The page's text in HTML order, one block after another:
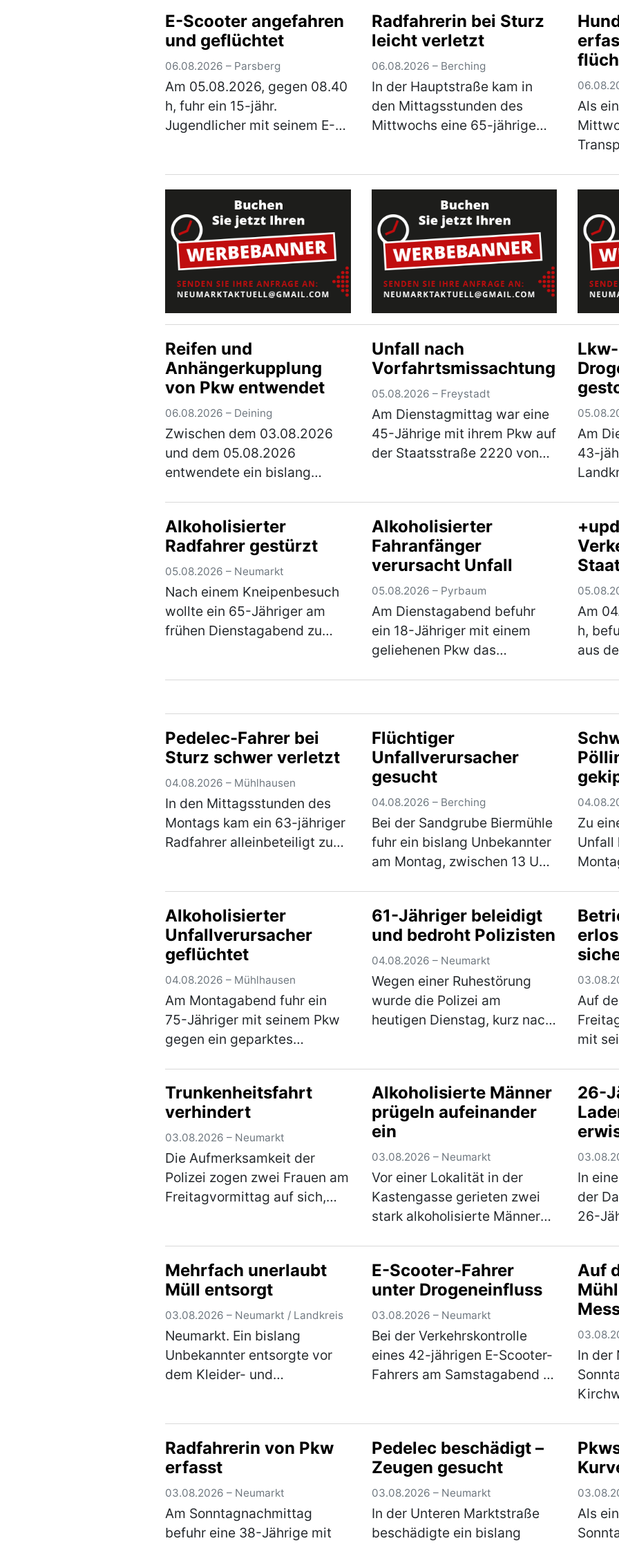
alter Fahrräder, Kinderwägen
und ausgeschlac…
eindringlich vor den
verschiedenen Maschen der
Betrüger! Im Bereich Neum…
(mehr)
2026,
so
E-Scooter angefahren
und geflüchtet
06.08.2026 – Parsberg
Am 05.08.2026, gegen 08.40
h, fuhr ein 15-jähr.
Jugendlicher mit seinem E-
Schrettenbrunner-Straße ein.
Hier fuhr er auf …(mehr)
Radfahrerin bei Sturz
leicht verletzt
06.08.2026 – Berching
In der Hauptstraße kam in
den Mittagsstunden des
Mittwochs eine 65-jährige
zu und musste mit dem
Rettungswagen ins
Klinikum…(mehr)
Als
auf
Reifen und
Anhängerkupplung
von Pkw entwendet
06.08.2026 – Deining
Zwischen dem 03.08.2026
und dem 05.08.2026
entwendete ein bislang
die Anhängerkupplung samt
E-Satz von einem Citroen,
der auf einem Parkplatz n…
(mehr)
Unfall nach
Vorfahrtsmissachtung
05.08.2026 – Freystadt
Am Dienstagmittag war eine
45-Jährige mit ihrem Pkw auf
der Staatsstraße 2220 von
Kreuzung mit der
Staatsstraße 2238 die
Vorfahrt eine…(mehr)
Am
43-
unter
Alkoholisierter
Radfahrer gestürzt
05.08.2026 – Neumarkt
Nach einem Kneipenbesuch
wollte ein 65-Jähriger am
frühen Dienstagabend zu
jedoch aufgrund seiner star…
(mehr)
Alkoholisierter
Fahranfänger
verursacht Unfall
05.08.2026 – Pyrbaum
Am Dienstagabend befuhr
ein 18-Jähriger mit einem
geliehenen Pkw das
einen Fischweiher. Hierbei
verlor der Fahranfänger …
(mehr)
und
Am
h,
aus
Ca.
Pedelec-Fahrer bei
Sturz schwer verletzt
04.08.2026 – Mühlhausen
In den Mittagsstunden des
Montags kam ein 63-jähriger
Radfahrer alleinbeteiligt zu
dem Radweg von
Weihersdorf in Richtun…
(mehr)
Flüchtiger
Unfallverursacher
gesucht
04.08.2026 – Berching
Bei der Sandgrube Biermühle
fuhr ein bislang Unbekannter
am Montag, zwischen 13 Uhr
Eingangstor und verursachte
einen Sachschaden in Höhe
von rund 5.000 €. Der…
(mehr)
Zu
Unfall
und
Alkoholisierter
Unfallverursacher
geflüchtet
04.08.2026 – Mühlhausen
Am Montagabend fuhr ein
75-Jähriger mit seinem Pkw
gegen ein geparktes
sich anschließend unerlaubt
von der Unfallstelle. Ein
aufmerksamer Zeuge konnte
den U…(mehr)
61-Jähriger beleidigt
und bedroht Polizisten
04.08.2026 – Neumarkt
Wegen einer Ruhestörung
wurde die Polizei am
heutigen Dienstag, kurz nach
jährige Bewohner zeigte sich
über den Besuch jedoch
nicht…
Auf
mit
Trunkenheitsfahrt
verhindert
03.08.2026 – Neumarkt
Die Aufmerksamkeit der
Polizei zogen zwei Frauen am
Freitagvormittag auf sich,
waren. Die Beamten
bemerkten schnell, …
Alkoholisierte Männer
prügeln aufeinander
ein
03.08.2026 – Neumarkt
Vor einer Lokalität in der
Kastengasse gerieten zwei
stark alkoholisierte Männer
einen Streit, in dessen Verlauf
die beiden gegenseitig
aufeinander ein…(mehr)
26-
In
der
26-
den
Mehrfach unerlaubt
Müll entsorgt
03.08.2026 – Neumarkt / Landkreis
Neumarkt. Ein bislang
Unbekannter entsorgte vor
dem Kleider- und
Flachbildfernseher. Ein
aufmerksamer Zeuge konnte
sich das Kennzeic…
E-Scooter-Fahrer
unter Drogeneinfluss
03.08.2026 – Neumarkt
Bei der Verkehrskontrolle
eines 42-jährigen E-Scooter-
Fahrers am Samstagabend in
Betäubungsmitteln stand. Die
Weiterfahrt wurde…(mehr)
Auf
In der
Streit.
Radfahrerin von Pkw
erfasst
03.08.2026 – Neumarkt
Am Sonntagnachmittag
befuhr eine 38-Jährige mit
Pedelec beschädigt –
Zeugen gesucht
03.08.2026 – Neumarkt
In der Unteren Marktstraße
beschädigte ein bislang
Als